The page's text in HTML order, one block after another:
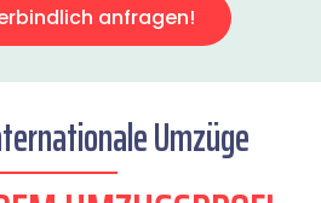
anfragen!
Umzüge